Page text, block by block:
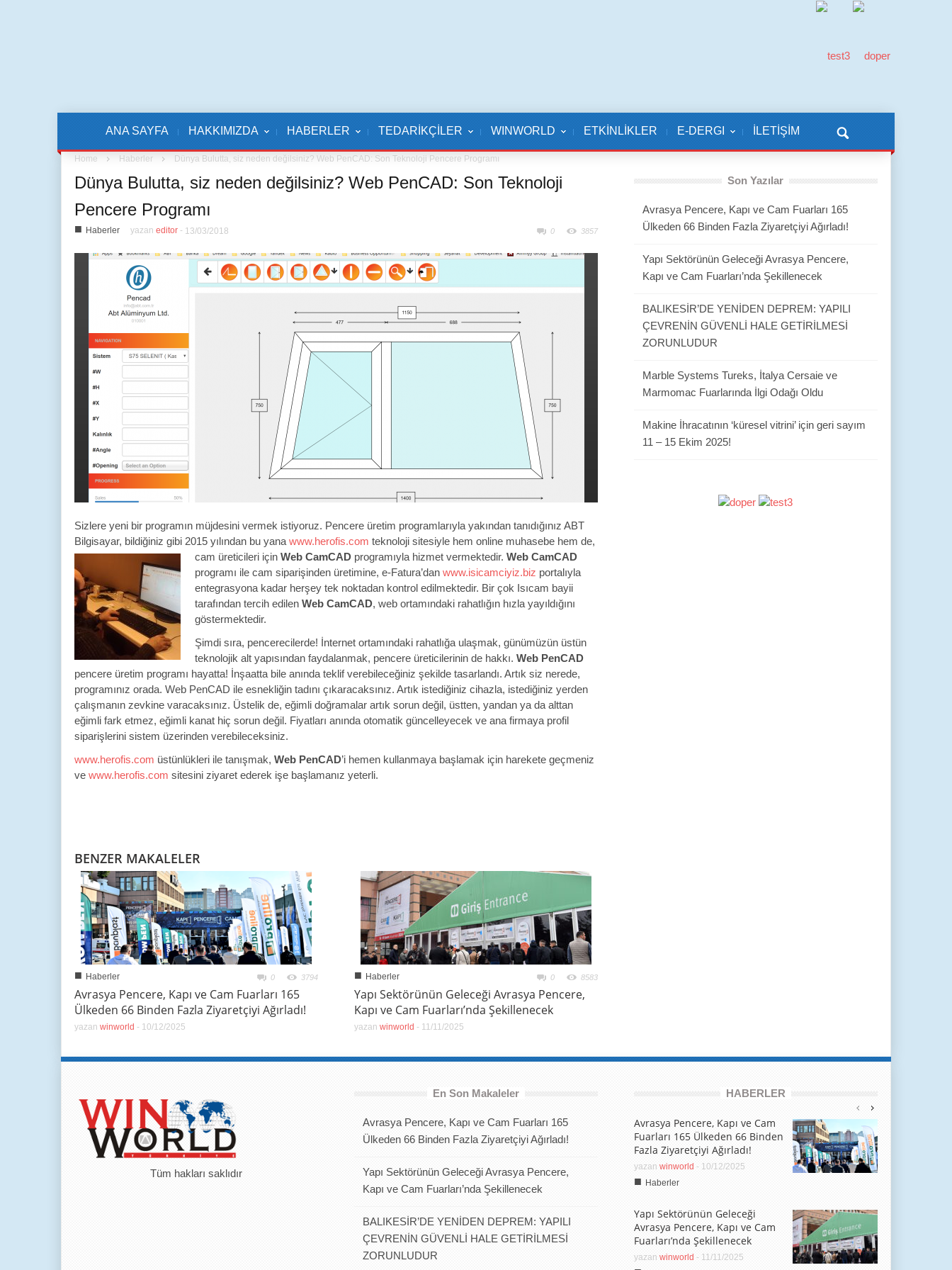
ANA SAYFA HAKKIMIZDA HABERLER TEDARİKÇİLER WINWORLD ETKİNLİKLER E-DERGI İLETİŞİM
Home Haberler Dünya Bulutta, siz neden değilsiniz? Web PenCAD: Son Teknoloji Pencere Programı
Dünya Bulutta, siz neden değilsiniz? Web PenCAD: Son Teknoloji
Pencere Programı
■ Haberler yazan editor - 13/03/2018 0 3857
Sizlere yeni bir programın müjdesini vermek istiyoruz. Pencere üretim programlarıyla yakından tanıdığınız ABT
Bilgisayar, bildiğiniz gibi 2015 yılından bu yana www.herofis.com teknoloji sitesiyle hem online muhasebe hem de,
cam üreticileri için Web CamCAD programıyla hizmet vermektedir. Web CamCAD
programı ile cam siparişinden üretimine, e-Fatura’dan www.isicamciyiz.biz portalıyla
entegrasyona kadar herşey tek noktadan kontrol edilmektedir. Bir çok Isıcam bayii
tarafından tercih edilen Web CamCAD, web ortamındaki rahatlığın hızla yayıldığını
göstermektedir.
Şimdi sıra, pencerecilerde! İnternet ortamındaki rahatlığa ulaşmak, günümüzün üstün
teknolojik alt yapısından faydalanmak, pencere üreticilerinin de hakkı. Web PenCAD
pencere üretim programı hayatta! İnşaatta bile anında teklif verebileceğiniz şekilde tasarlandı. Artık siz nerede,
programınız orada. Web PenCAD ile esnekliğin tadını çıkaracaksınız. Artık istediğiniz cihazla, istediğiniz yerden
çalışmanın zevkine varacaksınız. Üstelik de, eğimli doğramalar artık sorun değil, üstten, yandan ya da alttan
eğimli fark etmez, eğimli kanat hiç sorun değil. Fiyatları anında otomatik güncelleyecek ve ana firmaya profil
siparişlerini sistem üzerinden verebileceksiniz.
www.herofis.com üstünlükleri ile tanışmak, Web PenCAD’i hemen kullanmaya başlamak için harekete geçmeniz
ve www.herofis.com sitesini ziyaret ederek işe başlamanız yeterli.
BENZER MAKALELER
■ Haberler 0 3794
Avrasya Pencere, Kapı ve Cam Fuarları 165
Ülkeden 66 Binden Fazla Ziyaretçiyi Ağırladı!
yazan winworld - 10/12/2025
■ Haberler 0 8583
Yapı Sektörünün Geleceği Avrasya Pencere,
Kapı ve Cam Fuarları’nda Şekillenecek
yazan winworld - 11/11/2025
Son Yazılar
Avrasya Pencere, Kapı ve Cam Fuarları 165
Ülkeden 66 Binden Fazla Ziyaretçiyi Ağırladı!
Yapı Sektörünün Geleceği Avrasya Pencere,
Kapı ve Cam Fuarları’nda Şekillenecek
BALIKESİR’DE YENİDEN DEPREM: YAPILI
ÇEVRENİN GÜVENLİ HALE GETİRİLMESİ
ZORUNLUDUR
Marble Systems Tureks, İtalya Cersaie ve
Marmomac Fuarlarında İlgi Odağı Oldu
Makine İhracatının ‘küresel vitrini’ için geri sayım
11 – 15 Ekim 2025!
Tüm hakları saklıdır
En Son Makaleler
Avrasya Pencere, Kapı ve Cam Fuarları 165
Ülkeden 66 Binden Fazla Ziyaretçiyi Ağırladı!
Yapı Sektörünün Geleceği Avrasya Pencere,
Kapı ve Cam Fuarları’nda Şekillenecek
BALIKESİR’DE YENİDEN DEPREM: YAPILI
ÇEVRENİN GÜVENLİ HALE GETİRİLMESİ
ZORUNLUDUR
HABERLER
Avrasya Pencere, Kapı ve Cam
Fuarları 165 Ülkeden 66 Binden
Fazla Ziyaretçiyi Ağırladı!
yazan winworld - 10/12/2025
■ Haberler
Yapı Sektörünün Geleceği
Avrasya Pencere, Kapı ve Cam
Fuarları’nda Şekillenecek
yazan winworld - 11/11/2025